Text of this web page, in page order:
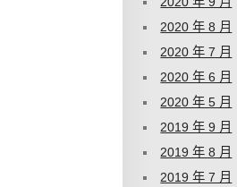
2020 年 8 月
2020 年 7 月
2020 年 6 月
2020 年 5 月
2019 年 9 月
2019 年 8 月
2019 年 7 月